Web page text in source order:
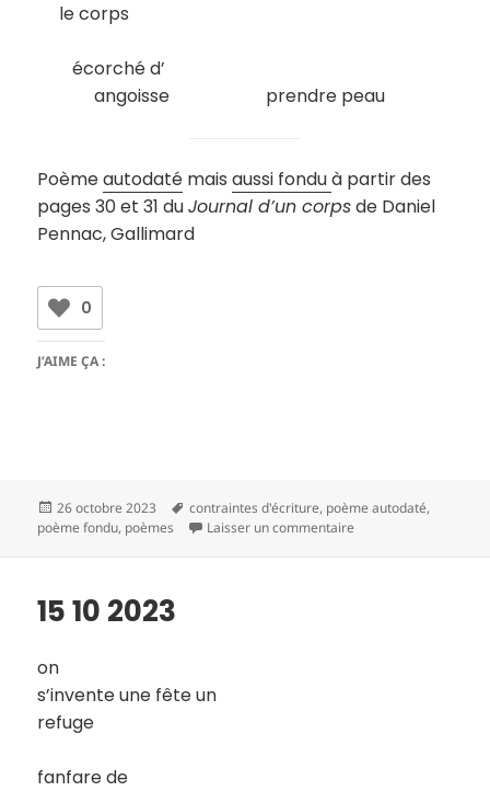
le corps
écorché d’
angoisse prendre peau
Poèmeautodaté maisaussi fonduà partir des
pages 30 et 31 duJournal d’un corpsde Daniel
Pennac, Gallimard
0
J’AIME ÇA :
Publié
le
26 octobre 2023
Mots-
clés
contraintes d'écriture, poème autodaté,
poème fondu, poèmes Laisser un commentaire
15 10 2023
on
s’invente une fête un
refuge
fanfare de